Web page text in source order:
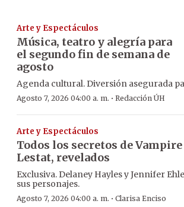
Arte y Espectáculos
Música, teatro y alegría para
el segundo fin de semana de
agosto
Agenda cultural. Diversión asegurada
Agosto 7, 2026 04:00 a. m. · Redacción ÚH
Arte y Espectáculos
Todos los secretos de Vampire
Lestat, revelados
Exclusiva. Delaney Hayles y Jennifer
sus personajes.
Agosto 7, 2026 04:00 a. m. · Clarisa Enciso